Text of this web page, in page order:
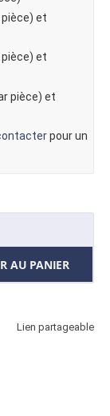
et
et
pièce) et
pour un
AU PANIER
Lien partageable